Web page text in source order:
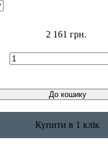
2 161 грн.
Купити в 1 клік